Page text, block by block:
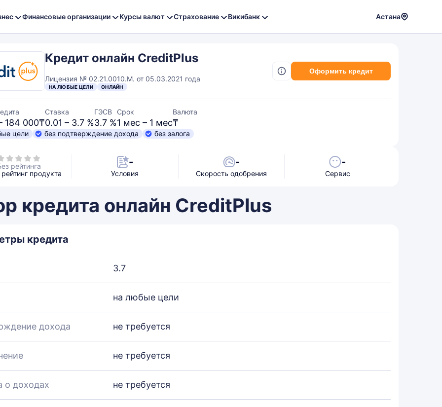
Финансовые организации Курсы валют Страхование Викибанк Астана
Кредит онлайн CreditPlus
Лицензия № 02.21.0010.M. от 05.03.2021 года
НА ЛЮБЫЕ ЦЕЛИ ОНЛАЙН
Оформить кредит
184 000₸
Ставка
0.01 – 3.7 %
ГЭСВ
3.7 %
Срок
1 мес – 1 мес
Валюта
₸
цели без подтверждение дохода без залога
рейтинга
продукта
-
Условия
-
Скорость одобрения
-
Сервис
кредита онлайн CreditPlus
кредита
3.7
на любые цели
дохода не требуется
не требуется
о доходах не требуется